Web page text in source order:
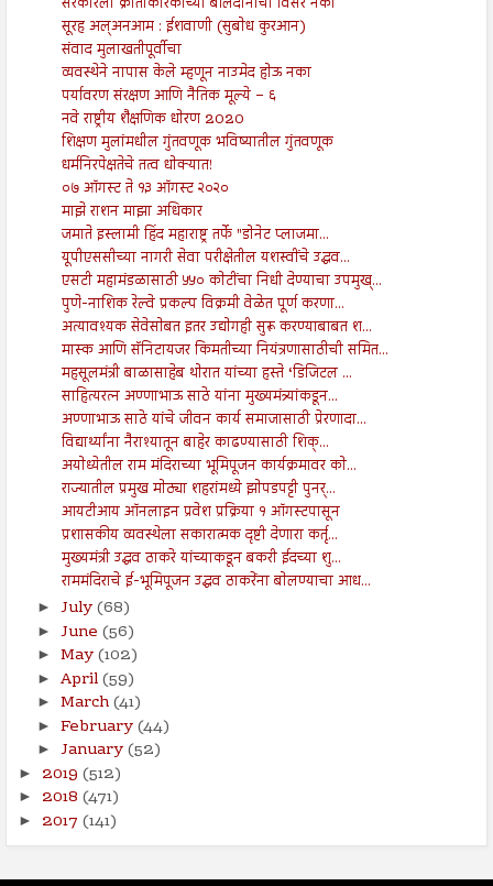
सूरह अल्अनआम : ईशवाणी (सुबोध कुरआन)
संवाद मुलाखतीपूर्वीचा
व्यवस्थेने नापास केले म्हणून नाउमेद होऊ नका
पर्यावरण संरक्षण आणि नैतिक मूल्ये – ६
नवे राष्ट्रीय शैक्षणिक धोरण 2020
शिक्षण मुलांमधील गुंतवणूक भविष्यातील गुंतवणूक
धर्मनिरपेक्षतेचे तत्व धोक्यात!
०७ ऑगस्ट ते १३ ऑगस्ट २०२०
माझे राशन माझा अधिकार
जमाते इस्लामी हिंद महाराष्ट्र तर्फे "डोनेट प्लाजमा...
यूपीएससीच्या नागरी सेवा परीक्षेतील यशस्वींचे उद्धव...
एसटी महामंडळासाठी ५५० कोटींचा निधी देण्याचा उपमुख्...
पुणे-नाशिक रेल्वे प्रकल्प विक्रमी वेळेत पूर्ण करणा...
अत्यावश्यक सेवेसोबत इतर उद्योगही सुरू करण्याबाबत श...
मास्क आणि सॅनिटायजर किमतीच्या नियंत्रणासाठीची समित...
महसूलमंत्री बाळासाहेब थोरात यांच्या हस्ते ‘डिजिटल ...
साहित्यरत्न अण्णाभाऊ साठे यांना मुख्यमंत्र्यांकडून...
अण्णाभाऊ साठे यांचे जीवन कार्य समाजासाठी प्रेरणादा...
विद्यार्थ्यांना नैराश्यातून बाहेर काढण्यासाठी शिक्...
अयोध्येतील राम मंदिराच्या भूमिपूजन कार्यक्रमावर को...
राज्यातील प्रमुख मोठ्या शहरांमध्ये झोपडपट्टी पुनर्...
आयटीआय ऑनलाइन प्रवेश प्रक्रिया १ ऑगस्टपासून
प्रशासकीय व्यवस्थेला सकारात्मक दृष्टी देणारा कर्तृ...
मुख्यमंत्री उद्धव ठाकरे यांच्याकडून बकरी ईदच्या शु...
राममंदिराचे ई-भूमिपूजन उद्धव ठाकरेंना बोलण्याचा आध...
► July(68)
► June (56)
► May(102)
► April(59)
► March(41)
► February(44)
► January(52)
► 2019 (512)
► 2018 (471)
► 2017 (141)